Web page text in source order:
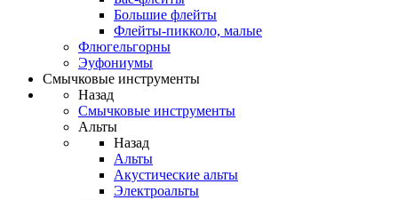
Большие флейты
Флейты-пикколо, малые
Флюгельгорны
Эуфониумы
Смычковые инструменты
Назад
Смычковые инструменты
Альты
Назад
Альты
Акустические альты
Электроальты